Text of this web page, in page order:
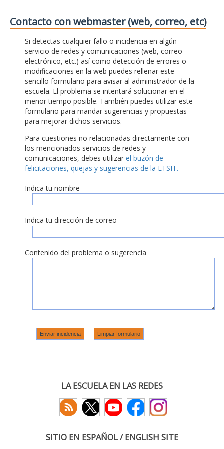
Contacto con webmaster (web, correo, etc)
Si detectas cualquier fallo o incidencia en algún
servicio de redes y comunicaciones (web, correo
electrónico, etc.) así como detección de errores o
modificaciones en la web puedes rellenar este
sencillo formulario para avisar al administrador de la
escuela. El problema se intentará solucionar en el
menor tiempo posible. También puedes utilizar este
formulario para mandar sugerencias y propuestas
para mejorar dichos servicios.
Para cuestiones no relacionadas directamente con
los mencionados servicios de redes y
comunicaciones, debes utilizar el buzón de
felicitaciones, quejas y sugerencias de la ETSIT.
Indica tu nombre
Indica tu dirección de correo
Contenido del problema o sugerencia
LA ESCUELA EN LAS REDES
SITIO EN ESPAÑOL / ENGLISH SITE